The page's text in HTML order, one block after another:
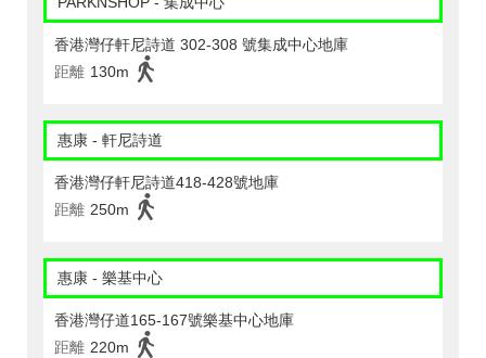
香港灣仔軒尼詩道 302-308 號集成中心地庫
距離 130m
惠康 - 軒尼詩道
香港灣仔軒尼詩道418-428號地庫
距離 250m
惠康 - 樂基中心
香港灣仔道165-167號樂基中心地庫
距離 220m